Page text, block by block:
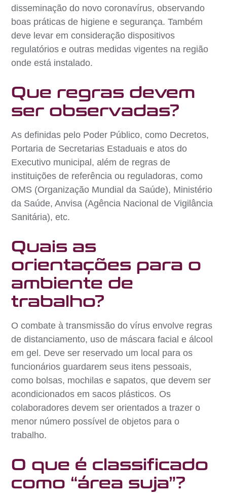
disseminação do novo coronavírus, observando
boas práticas de higiene e segurança. Também
deve levar em consideração dispositivos
regulatórios e outras medidas vigentes na região
onde está instalado.
Que regras devem
ser observadas?
As definidas pelo Poder Público, como Decretos,
Portaria de Secretarias Estaduais e atos do
Executivo municipal, além de regras de
instituições de referência ou reguladoras, como
OMS (Organização Mundial da Saúde), Ministério
da Saúde, Anvisa (Agência Nacional de Vigilância
Sanitária), etc.
Quais as
orientações para o
ambiente de
trabalho?
O combate à transmissão do vírus envolve regras
de distanciamento, uso de máscara facial e álcool
em gel. Deve ser reservado um local para os
funcionários guardarem seus itens pessoais,
como bolsas, mochilas e sapatos, que devem ser
acondicionados em sacos plásticos. Os
colaboradores devem ser orientados a trazer o
menor número possível de objetos para o
trabalho.
O que é classificado
como “área suja”?